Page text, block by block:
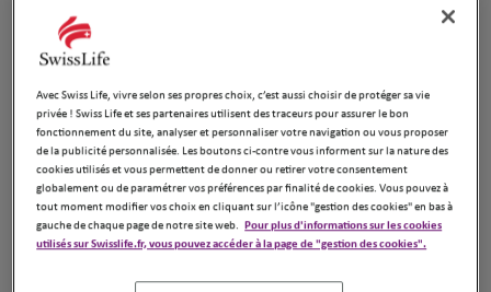
Leaflet| Map ©2026
Naviguer Itinéraire
Avec Swiss Life, vivre selon ses propres choix, c’est aussi choisir de protéger sa vie
privée ! Swiss Life et ses partenaires utilisent des traceurs pour assurer le bon
fonctionnement du site, analyser et personnaliser votre navigation ou vous proposer
de la publicité personnalisée. Les boutons ci-contre vous informent sur la nature des
cookies utilisés et vous permettent de donner ou retirer votre consentement
globalement ou de paramétrer vos préférences par finalité de cookies. Vous pouvez à
tout moment modifier vos choix en cliquant sur l’icône "gestion des cookies" en bas à
gauche de chaque page de notre site web. Pour plus d'informations sur les cookies
utilisés sur Swisslife.fr, vous pouvez accéder à la page de "gestion des cookies".